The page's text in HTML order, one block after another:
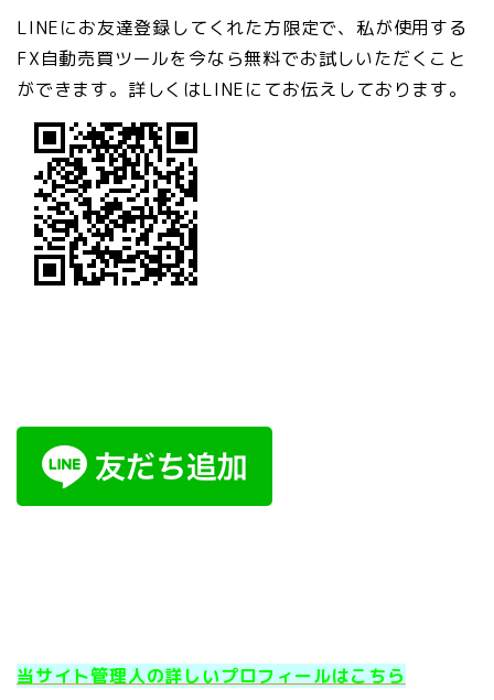
LINEにお友達登録してくれた方限定で、私が使用する
FX自動売買ツールを今なら無料でお試しいただくこと
ができます。詳しくはLINEにてお伝えしております。
当サイト管理人の詳しいプロフィールはこちら